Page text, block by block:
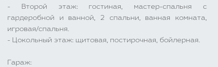
- Второй этаж: гостиная, мастер-спальня с
гардеробной и ванной, 2 спальни, ванная комната,
игровая/спальня.
- Цокольный этаж: щитовая, постирочная, бойлерная.
Гараж: